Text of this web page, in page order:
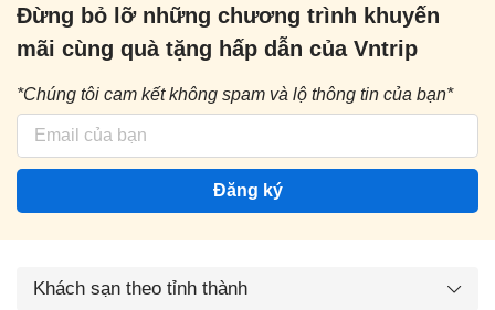
Đừng bỏ lỡ những chương trình khuyến
mãi cùng quà tặng hấp dẫn của Vntrip
*Chúng tôi cam kết không spam và lộ thông tin của bạn*
Đăng ký
Khách sạn theo tỉnh thành